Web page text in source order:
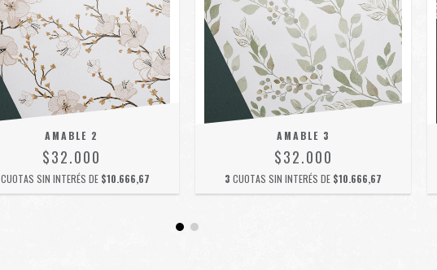
AMABLE 2
$32.000
CUOTAS SIN INTERÉS DE $10.666,67
AMABLE 3
$32.000
3 CUOTAS SIN INTERÉS DE $10.666,67